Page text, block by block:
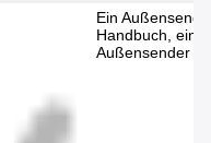
Ein
Handbuch, ein
Außensender